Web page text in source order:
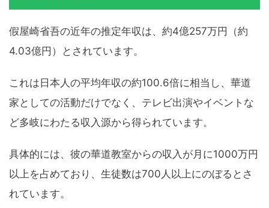
假屋崎省吾の近年の推定年収は、約4億257万円（約
4.03億円）とされています。
これは日本人の平均年収の約100.6倍に相当し、華道
家としての活動だけでなく、テレビ出演やイベントな
ど多岐にわたる収入源から得られています。
具体的には、彼の華道教室からの収入が月に1000万円
以上を占めており、生徒数は700人以上にのぼるとさ
れています。